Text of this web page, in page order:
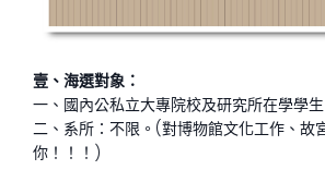
壹、海選對象 ：
一、國內公私立大專院校及研究所在學學生
二、系所：不限。(對博物館文化工作、故
你！！！)